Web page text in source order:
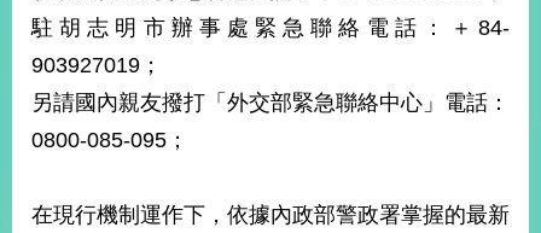
家
與
地
區
國
播
駐胡志明市辦事處緊急聯絡電話：＋84-
903927019；
另請國內親友撥打「外交部緊急聯絡中心」電話：
0800-085-095；
在現行機制運作下，依據內政部警政署掌握的最新